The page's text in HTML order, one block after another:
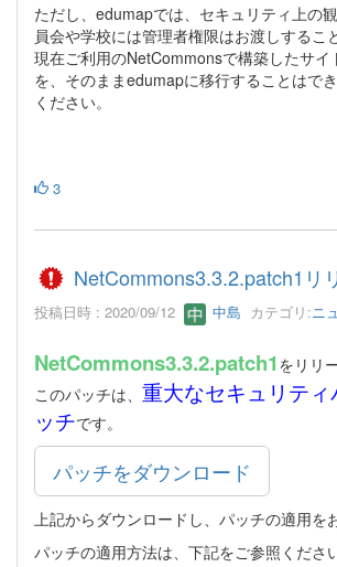
ただし、edumapでは、セキュリティ上の
員会や学校には管理者権限はお渡しするこ
現在ご利用のNetCommonsで構築したサイ
を、そのままedumapに移行することはで
ください。
3
NetCommons3.3.2.patch1リ
投稿日時 : 2020/09/12 中島 カテゴリ:ニ
NetCommons3.3.2.patch1 をリリ
このパッチは、 重大なセキュリテ
ッチです。
パッチをダウンロード
上記からダウンロードし、パッチの適用を
パッチの適用方法は、下記をご参照ください